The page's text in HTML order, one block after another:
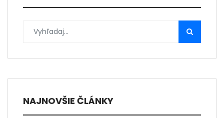
NAJNOVŠIE ČLÁNKY